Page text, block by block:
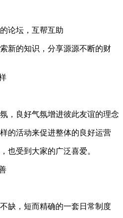
论坛，互帮互助
新的知识，分享源源不断的财
，良好气氛增进彼此友谊的理念
的活动来促进整体的良好运营
也受到大家的广泛喜爱。
缺，短而精确的一套日常制度